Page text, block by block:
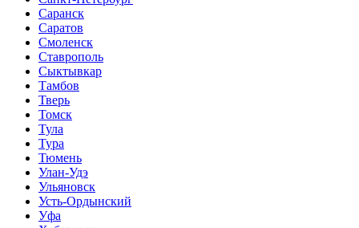
Саранск
Саратов
Смоленск
Ставрополь
Сыктывкар
Тамбов
Тверь
Томск
Тула
Тура
Тюмень
Улан-Удэ
Ульяновск
Усть-Ордынский
Уфа